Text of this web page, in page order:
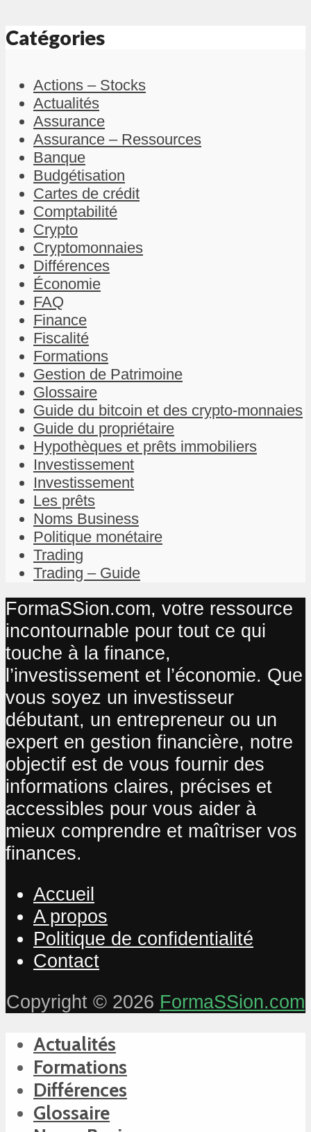
Catégories
Actions – Stocks
Actualités
Assurance
Assurance – Ressources
Banque
Budgétisation
Cartes de crédit
Comptabilité
Crypto
Cryptomonnaies
Différences
Économie
FAQ
Finance
Fiscalité
Formations
Gestion de Patrimoine
Glossaire
Guide du bitcoin et des crypto-monnaies
Guide du propriétaire
Hypothèques et prêts immobiliers
Investissement
Investissement
Les prêts
Noms Business
Politique monétaire
Trading
Trading – Guide
FormaSSion.com, votre ressource
incontournable pour tout ce qui
touche à la finance,
l’investissement et l’économie. Que
vous soyez un investisseur
débutant, un entrepreneur ou un
expert en gestion financière, notre
objectif est de vous fournir des
informations claires, précises et
accessibles pour vous aider à
mieux comprendre et maîtriser vos
finances.
Accueil
A propos
Politique de confidentialité
Contact
Copyright © 2026 FormaSSion.com
Actualités
Formations
Différences
Glossaire